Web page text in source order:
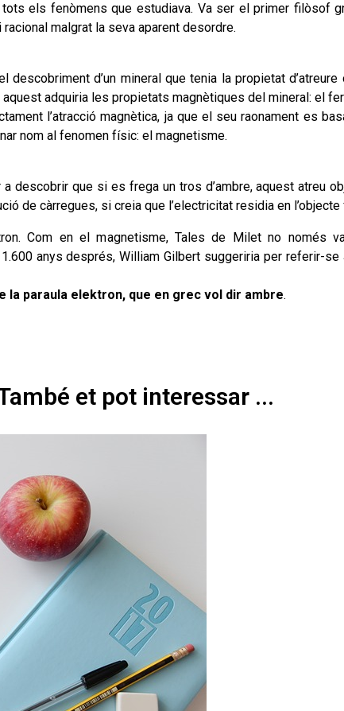
els fenòmens que estudiava. Va ser el primer filòsof
malgrat la seva aparent desordre.
d’un mineral que tenia la propietat
adquiria les propietats magnètiques del mineral: el
l’atracció magnètica, ja que el seu raonament es
nom al fenomen físic: el magnetisme.
descobrir que si es frega un tros d’ambre, aquest atreu
de càrregues, si creia que l’electricitat residia en l’objecte
Com en el magnetisme, Tales de Milet no només
anys després, William Gilbert suggeriria per referir-se
paraula elektron, que en grec vol dir ambre.
et pot interessar ...